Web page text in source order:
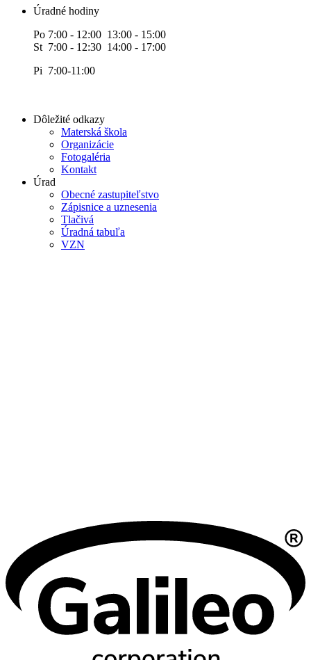
Úradné hodiny
Po 7:00 - 12:00 13:00 - 15:00
St 7:00 - 12:30 14:00 - 17:00
Pi 7:00-11:00
Dôležité odkazy
Materská škola
Organizácie
Fotogaléria
Kontakt
Úrad
Obecné zastupiteľstvo
Zápisnice a uznesenia
Tlačivá
Úradná tabuľa
VZN